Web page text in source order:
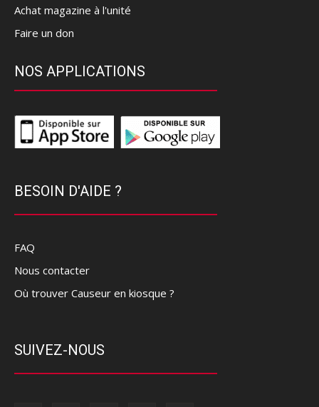
Achat magazine à l'unité
Faire un don
NOS APPLICATIONS
BESOIN D'AIDE ?
FAQ
Nous contacter
Où trouver Causeur en kiosque ?
SUIVEZ-NOUS